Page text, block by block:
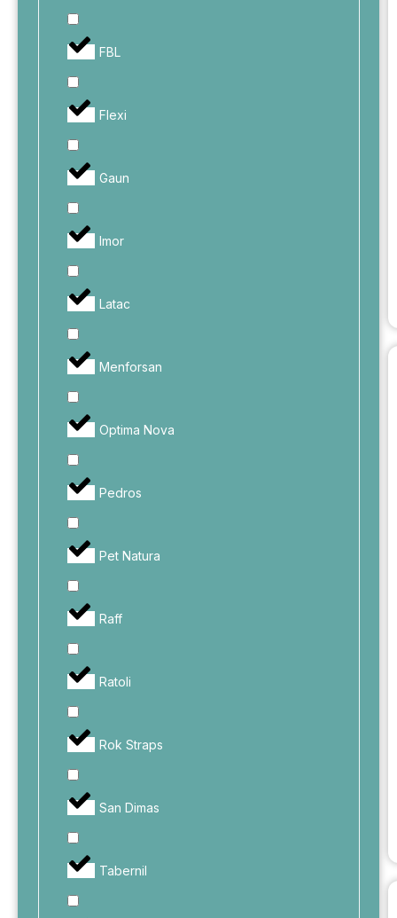
FBL
Flexi
Gaun
Imor
Latac
Menforsan
Optima Nova
Pedros
Pet Natura
Raff
Ratoli
Rok Straps
San Dimas
Tabernil